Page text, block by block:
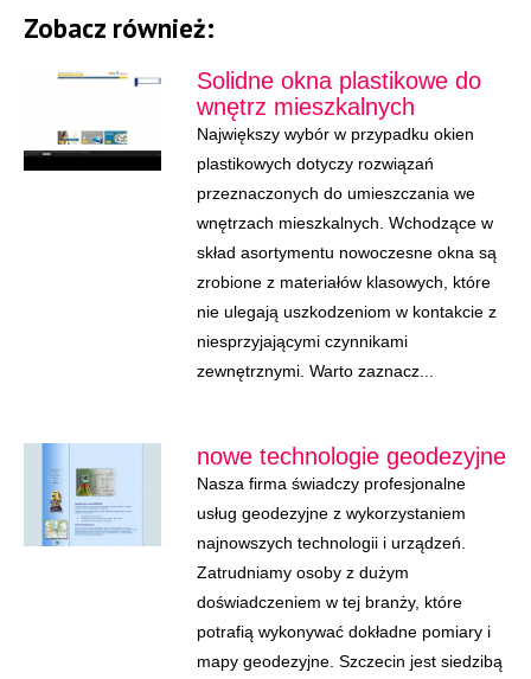
Zobacz również:
Solidne okna plastikowe do
wnętrz mieszkalnych
Największy wybór w przypadku okien
plastikowych dotyczy rozwiązań
przeznaczonych do umieszczania we
wnętrzach mieszkalnych. Wchodzące w
skład asortymentu nowoczesne okna są
zrobione z materiałów klasowych, które
nie ulegają uszkodzeniom w kontakcie z
niesprzyjającymi czynnikami
zewnętrznymi. Warto zaznacz...
nowe technologie geodezyjne
Nasza firma świadczy profesjonalne
usług geodezyjne z wykorzystaniem
najnowszych technologii i urządzeń.
Zatrudniamy osoby z dużym
doświadczeniem w tej branży, które
potrafią wykonywać dokładne pomiary i
mapy geodezyjne. Szczecin jest siedzibą